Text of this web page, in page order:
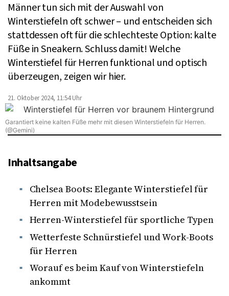
Männer tun sich mit der Auswahl von
Winterstiefeln oft schwer – und entscheiden sich
stattdessen oft für die schlechteste Option: kalte
Füße in Sneakern. Schluss damit! Welche
Winterstiefel für Herren funktional und optisch
überzeugen, zeigen wir hier.
21. Oktober 2024, 11:54 Uhr
Garantiert keine kalten Füße mehr mit diesen Winterstiefeln für Herren.
(@Gemini)
Inhaltsangabe
Chelsea Boots: Elegante Winterstiefel für
Herren mit Modebewusstsein
Herren-Winterstiefel für sportliche Typen
Wetterfeste Schnürstiefel und Work-Boots
für Herren
Worauf es beim Kauf von Winterstiefeln
ankommt